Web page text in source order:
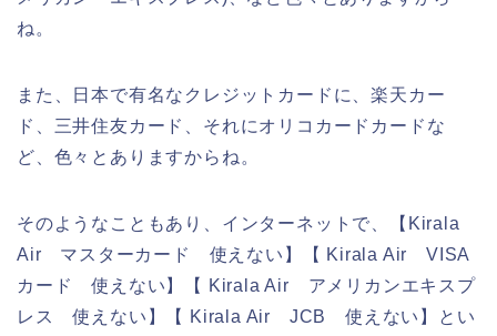
ね。
また、日本で有名なクレジットカードに、楽天カー
ド、三井住友カード、それにオリコカードカードな
ど、色々とありますからね。
そのようなこともあり、インターネットで、【Kirala
Air マスターカード 使えない】【 Kirala Air VISA
カード 使えない】【 Kirala Air アメリカンエキスプ
レス 使えない】【 Kirala Air JCB 使えない】とい